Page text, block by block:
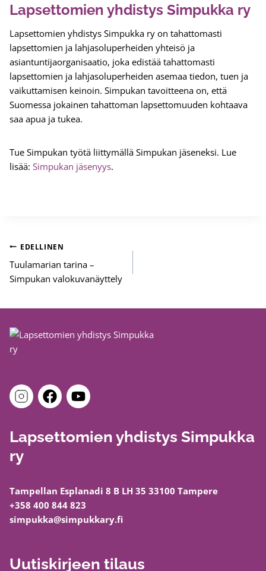
Lapsettomien yhdistys Simpukka ry
Lapsettomien yhdistys Simpukka ry on tahattomasti
lapsettomien ja lahjasoluperheiden yhteisö ja
asiantuntijaorganisaatio, joka edistää tahattomasti
lapsettomien ja lahjasoluperheiden asemaa tiedon, tuen ja
vaikuttamisen keinoin. Simpukan tavoitteena on, että
Suomessa jokainen tahattoman lapsettomuuden kohtaava
saa apua ja tukea.
Tue Simpukan työtä liittymällä Simpukan jäseneksi. Lue
lisää: Simpukan jäsenyys.
Artikkelien
selaus
EDELLINEN
Tuulamarian tarina –
Simpukan valokuvanäyttely
Lapsettomien yhdistys Simpukka
ry
Tampellan Esplanadi 8 B LH 35 33100 Tampere
+358 400 844 823
simpukka@simpukkary.fi
Uutiskirjeen tilaus